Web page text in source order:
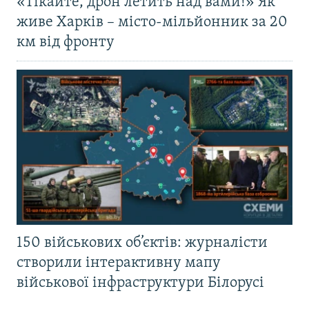
живе Харків – місто-мільйонник за 20
км від фронту
150 військових об’єктів: журналісти
створили інтерактивну мапу
військової інфраструктури Білорусі